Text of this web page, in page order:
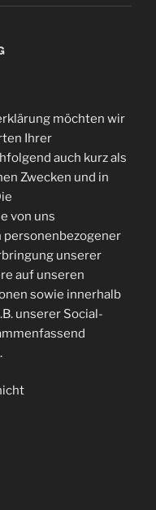
möchten wir
Ihrer
auch kurz als
Zwecken und in
von uns
unserer
auf unseren
sowie innerhalb
unserer Social-